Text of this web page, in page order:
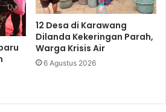
12 Desa di Karawang
Dilanda Kekeringan Parah,
Warga Krisis Air
6 Agustus 2026